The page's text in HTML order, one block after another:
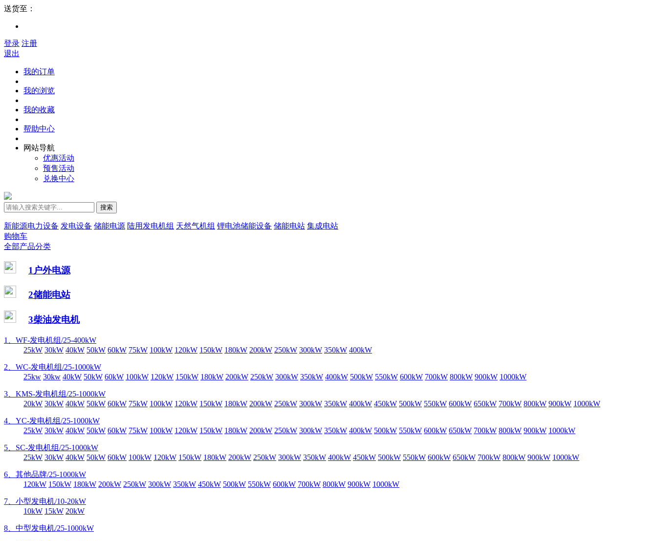
送货至：
登录 注册
退出
我的订单
我的浏览
我的收藏
帮助中心
网站导航
优惠活动
预售活动
兑换中心
搜索
新能源电力设备 发电设备 储能电源 陆用发电机组 天然气机组 锂电池储能设备 储能电站 集成电站
购物车
全部产品分类
1户外电源
2储能电站
3柴油发电机
1、WF-发电机组/25-400kW
25kW 30kW 40kW 50kW 60kW 75kW 100kW 120kW 150kW 180kW 200kW 250kW 300kW 350kW 400kW
2、WC-发电机组/25-1000kW
25kw 30kw 40kW 50kW 60kW 100kW 120kW 150kW 180kW 200kW 250kW 300kW 350kW 400kW 500kW 550kW 600kW 700kW 800kW 900kW 1000kW
3、KMS-发电机组/25-1000kW
20kW 30kW 40kW 50kW 60kW 75kW 100kW 120kW 150kW 180kW 200kW 250kW 300kW 350kW 400kW 450kW 500kW 550kW 600kW 650kW 700kW 800kW 900kW 1000kW
4、YC-发电机组/25-1000kW
25kW 30kW 40kW 50kW 60kW 75kW 100kW 120kW 150kW 180kW 200kW 250kW 300kW 350kW 400kW 500kW 550kW 600kW 650kW 700kW 800kW 900kW 1000kW
5、SC-发电机组/25-1000kW
25kW 30kW 40kW 50kW 60kW 100kW 120kW 150kW 180kW 200kW 250kW 300kW 350kW 400kW 450kW 500kW 550kW 600kW 650kW 700kW 800kW 900kW 1000kW
6、其他品牌/25-1000kW
120kW 150kW 180kW 200kW 250kW 300kW 350kW 450kW 500kW 550kW 600kW 700kW 800kW 900kW 1000kW
7、小型发电机/10-20kW
10kW 15kW 20kW
8、中型发电机/25-1000kW